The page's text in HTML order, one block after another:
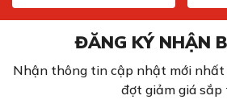
ĐĂNG KÝ NHẬN
Nhận thông tin cập nhật mới nhất
đợt giảm giá sắp